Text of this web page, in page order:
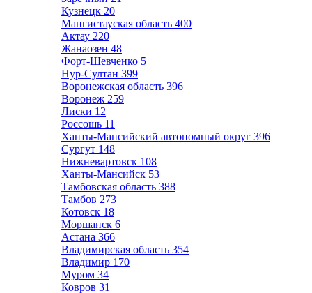
Кузнецк 20
Мангистауская область 400
Актау 220
Жанаозен 48
Форт-Шевченко 5
Нур-Султан 399
Воронежская область 396
Воронеж 259
Лиски 12
Россошь 11
Ханты-Мансийский автономный округ 396
Сургут 148
Нижневартовск 108
Ханты-Мансийск 53
Тамбовская область 388
Тамбов 273
Котовск 18
Моршанск 6
Астана 366
Владимирская область 354
Владимир 170
Муром 34
Ковров 31